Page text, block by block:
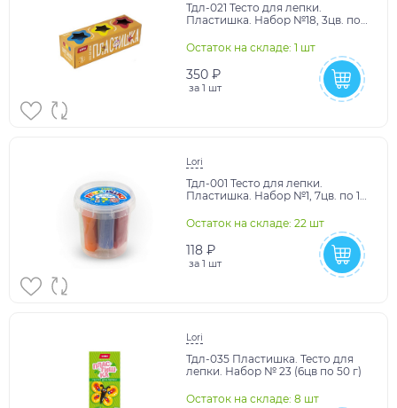
Тдл-021 Тесто для лепки.
Пластишка. Набор №18, 3цв. по
Остаток на складе: 1 шт
350 ₽
за 1 шт
Lori
Тдл-001 Тесто для лепки.
Пластишка. Набор №1, 7цв. по 12
Остаток на складе: 22 шт
118 ₽
за 1 шт
Lori
Тдл-035 Пластишка. Тесто для
лепки. Набор № 23 (6цв по 50 г)
Остаток на складе: 8 шт